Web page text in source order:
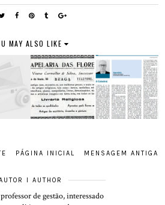
MAY ALSO LIKE
MENSAGEM ANTIGA
PÁGINA INICIAL
I AUTHOR
de gestão, interessado